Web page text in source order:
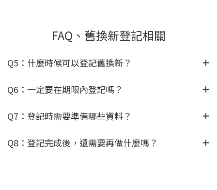
FAQ、舊換新登記相關
Q5：什麼時候可以登記舊換新？
Q6：一定要在期限內登記嗎？
Q7：登記時需要準備哪些資料？
Q8：登記完成後，還需要再做什麼嗎？